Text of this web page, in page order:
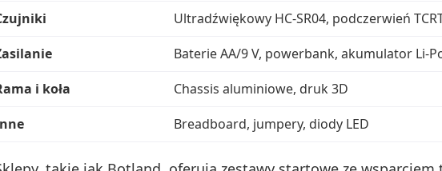
Ultradźwiękowy HC-SR04, podczerwień
Baterie AA/9 V, powerbank, akumulator
i koła
Chassis aluminiowe, druk 3D
Breadboard, jumpery, diody LED